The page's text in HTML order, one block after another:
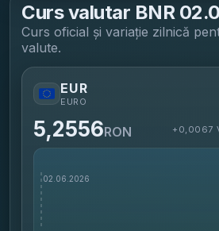
Curs valutar BNR
Curs oficial și variație zilnică
valute.
EUR
EURO
5,2556RON +0,0067